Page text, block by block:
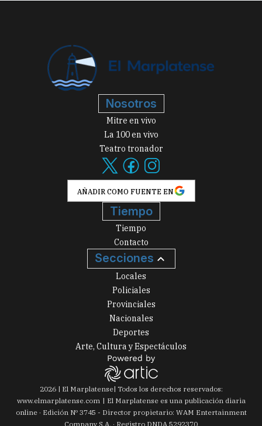
Nosotros
Mitre en vivo
La 100 en vivo
Teatro tronador
AÑADIR COMO FUENTE EN
Tiempo
Tiempo
Contacto
Secciones
Locales
Policiales
Provinciales
Nacionales
Deportes
Arte, Cultura y Espectáculos
2026| El Marplatense| Todos los derechos reservados:
www.elmarplatense.com
El Marplatense es una publicación diaria
online · Edición Nº 3745 - Director propietario: WAM Entertainment
Company S.A. · Registro DNDA 5292370